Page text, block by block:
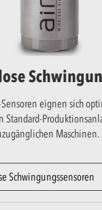
eignen sich
Standard-
Maschinen.
Schwingungssensoren